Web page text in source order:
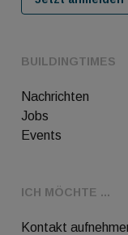
BUILDINGTIMES
Nachrichten
Jobs
Events
ICH MÖCHTE ...
Kontakt